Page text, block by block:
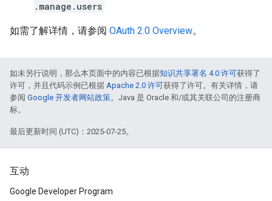
.manage.users
如需了解详情，请参阅 OAuth 2.0 Overview。
如未另行说明，那么本页面中的内容已根据知识共享署名 4.0 许可获得了
许可，并且代码示例已根据 Apache 2.0 许可获得了许可。有关详情，请
参阅 Google 开发者网站政策。Java 是 Oracle 和/或其关联公司的注册商
标。
最后更新时间 (UTC)：2025-07-25。
互动
Google Developer Program